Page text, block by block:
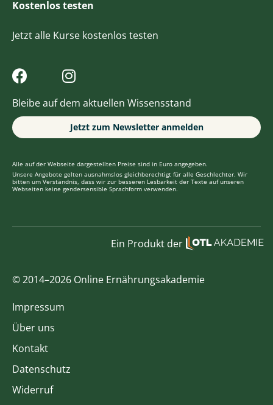
Kostenlos testen
Jetzt alle Kurse kostenlos testen
Bleibe auf dem aktuellen Wissensstand
Jetzt zum Newsletter anmelden
Alle auf der Webseite dargestellten Preise sind in Euro angegeben.
Unsere Angebote gelten ausnahmslos gleichberechtigt für alle Geschlechter. Wir
bitten um Verständnis, dass wir zur besseren Lesbarkeit der Texte auf unseren
Webseiten keine gendersensible Sprachform verwenden.
Ein Produkt der
© 2014–2026 Online Ernährungsakademie
Impressum
Über uns
Kontakt
Datenschutz
Widerruf